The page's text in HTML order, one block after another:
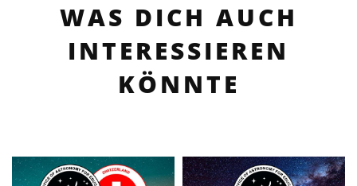
WAS DICH AUCH
INTERESSIEREN
KÖNNTE